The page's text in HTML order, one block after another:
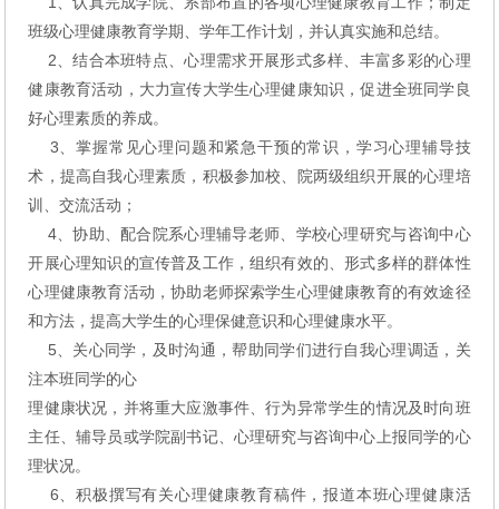
班级心理健康教育学期、学年工作计划，并认真实施和总结。
2、结合本班特点、心理需求开展形式多样、丰富多彩的心理
健康教育活动，大力宣传大学生心理健康知识，促进全班同学良
好心理素质的养成。
3、掌握常见心理问题和紧急干预的常识，学习心理辅导技
术，提高自我心理素质，积极参加校、院两级组织开展的心理培
训、交流活动；
4、协助、配合院系心理辅导老师、学校心理研究与咨询中心
开展心理知识的宣传普及工作，组织有效的、形式多样的群体性
心理健康教育活动，协助老师探索学生心理健康教育的有效途径
和方法，提高大学生的心理保健意识和心理健康水平。
5、关心同学，及时沟通，帮助同学们进行自我心理调适，关
注本班同学的心
理健康状况，并将重大应激事件、行为异常学生的情况及时向班
主任、辅导员或学院副书记、心理研究与咨询中心上报同学的心
理状况。
6、积极撰写有关心理健康教育稿件，报道本班心理健康活